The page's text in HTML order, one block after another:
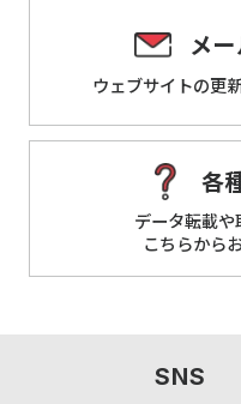
メ
ウェブサイトの更
各
データ転載
こちらから
SNS